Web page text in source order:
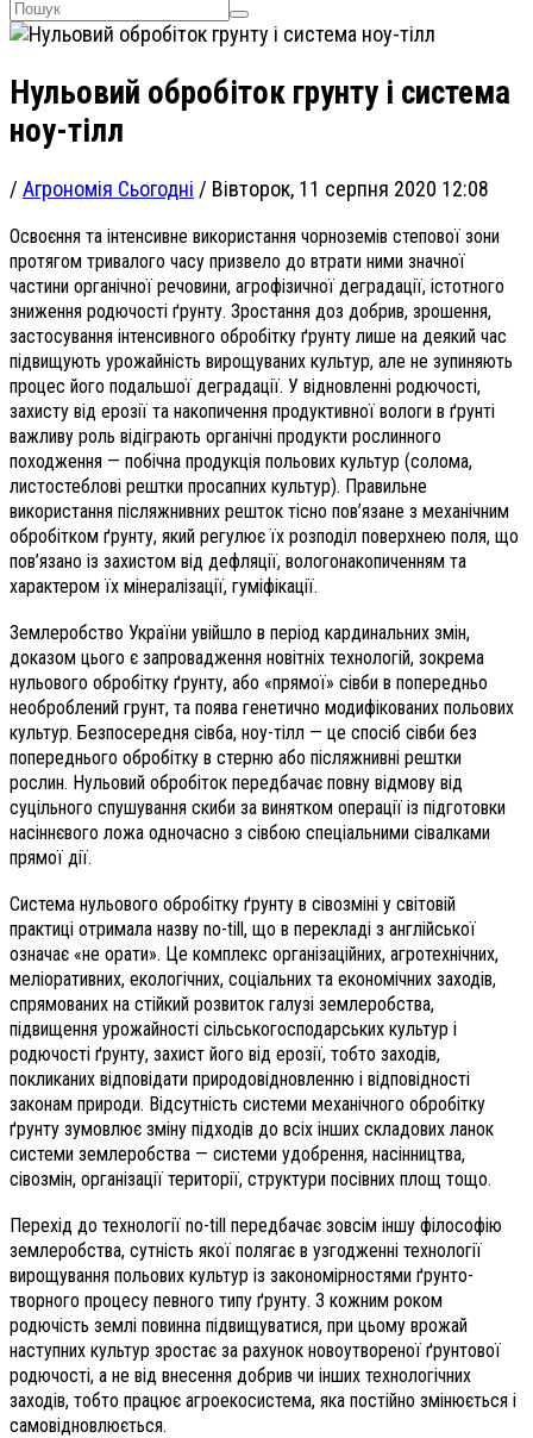
Нульовий обробіток грунту і система
ноу-тілл
/ Агрономія Сьогодні / Вівторок, 11 серпня 2020 12:08
Освоєння та інтенсивне використання чорноземів степової зони
протягом тривалого часу призвело до втрати ними значної
частини органічної речовини, агрофізичної деградації, істотного
зниження родючості ґрунту. Зростання доз добрив, зрошення,
застосування інтенсивного обробітку ґрунту лише на деякий час
підвищують урожайність вирощуваних культур, але не зупиняють
процес його подальшої деградації. У відновленні родючості,
захисту від ерозії та накопичення продуктивної вологи в ґрунті
важливу роль відіграють органічні продукти рослинного
походження — побічна продукція польових культур (солома,
листостеблові рештки просапних культур). Правильне
використання післяжнивних решток тісно пов’язане з механічним
обробітком ґрунту, який регулює їх розподіл поверхнею поля, що
пов’язано із захистом від дефляції, вологонакопиченням та
характером їх мінералізації, гуміфікації.
Землеробство України увійшло в період кардинальних змін,
доказом цього є запровадження новітніх технологій, зокрема
нульового обробітку ґрунту, або «прямої» сівби в попередньо
необроблений грунт, та поява генетично модифікованих польових
культур. Безпосередня сівба, ноу-тілл — це спосіб сівби без
попереднього обробітку в стерню або післяжнивні рештки
рослин. Нульовий обробіток передбачає повну відмову від
суцільного спушування скиби за винятком операції із підготовки
насіннєвого ложа одночасно з сівбою спеціальними сівалками
прямої дії.
Система нульового обробітку ґрунту в сівозміні у світовій
практиці отримала назву no-till, що в перекладі з англійської
означає «не орати». Це комплекс організаційних, агротехнічних,
меліоративних, екологічних, соціальних та економічних заходів,
спрямованих на стійкий розвиток галузі землеробства,
підвищення урожайності сільськогосподарських культур і
родючості ґрунту, захист його від ерозії, тобто заходів,
покликаних відповідати природовідновленню і відповідності
законам природи. Відсутність системи механічного обробітку
ґрунту зумовлює зміну підходів до всіх інших складових ланок
системи землеробства — системи удобрення, насінництва,
сівозмін, організації території, структури посівних площ тощо.
Перехід до технології no-till передбачає зовсім іншу філософію
землеробства, сутність якої полягає в узгодженні технології
вирощування польових культур із закономірностями ґрунто­
творного процесу певного типу ґрунту. З кожним роком
родючість землі повинна підвищуватися, при цьому врожай
наступних культур зростає за рахунок новоутвореної ґрунтової
родючості, а не від внесення добрив чи інших технологічних
заходів, тобто працює агроекосистема, яка постійно змінюється і
самовідновлюється.